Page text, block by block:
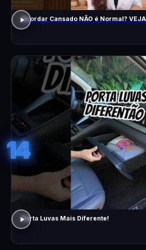
Acordar Cansado NÃO é Normal? VEJA
14
Porta Luvas Mais Diferente!